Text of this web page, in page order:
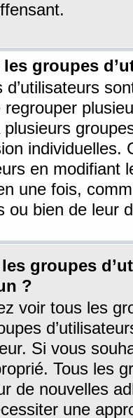
les groupes
d’utilisateurs
regrouper
plusieurs
individuelles.
en modifiant
une fois,
ou bien de leur
groupes
?
voir tous les
Si vous
Tous les
de nouvelles
une